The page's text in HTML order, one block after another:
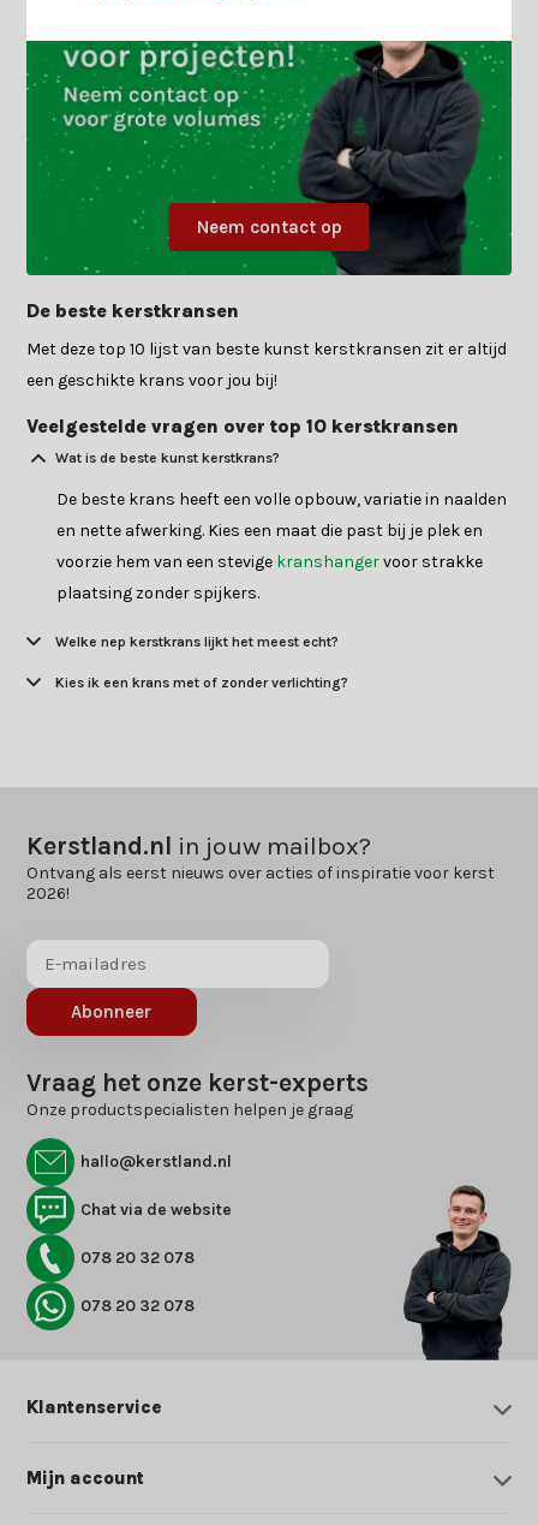
Neem contact op
De beste kerstkransen
Met deze top 10 lijst van beste kunst kerstkransen zit er altijd
een geschikte krans voor jou bij!
Veelgestelde vragen over top 10 kerstkransen
Wat is de beste kunst kerstkrans?
De beste krans heeft een volle opbouw, variatie in naalden
en nette afwerking. Kies een maat die past bij je plek en
voorzie hem van een stevige kranshangervoor strakke
plaatsing zonder spijkers.
Welke nep kerstkrans lijkt het meest echt?
Kies ik een krans met of zonder verlichting?
Kerstland.nl in jouw mailbox?
Ontvang als eerst nieuws over acties of inspiratie voor kerst
2026!
Abonneer
Vraag het onze kerst-experts
Onze productspecialisten helpen je graag
hallo@kerstland.nl
Chat via de website
078 20 32 078
078 20 32 078
Klantenservice
Mijn account